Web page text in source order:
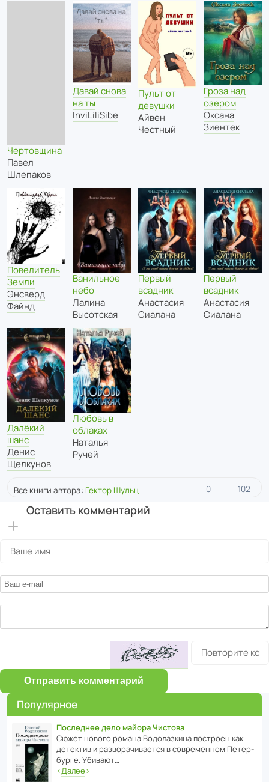
Чертовщина
Павел
Шлепаков
Давай снова
на ты
InviLiliSibe
Пульт от
девушки
Айвен
Честный
Гроза над
озером
Оксана
Зиентек
Повелитель
Земли
Энсверд
Файнд
Ванильное
небо
Лалина
Высотская
Первый
всадник
Анастасия
Сиалана
Первый
всадник
Анастасия
Сиалана
Далёкий
шанс
Денис
Щелкунов
Любовь в
облаках
Наталья
Ручей
Все книги автора: Гектор Шульц 0 102
Оставить комментарий
Отправить комментарий
Популярное
Последнее дело майора Чистова
Сюжет нового романа Водо­ла­з­кина пост­роен как
дете­ктив и разво­ра­чи­ва­ется в совре­менном Пете­р­
бурге. Убивают…
‹Далее›